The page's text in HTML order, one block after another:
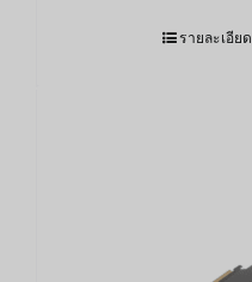
รายละเอียด